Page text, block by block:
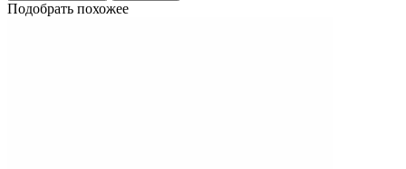
Подобрать похожее